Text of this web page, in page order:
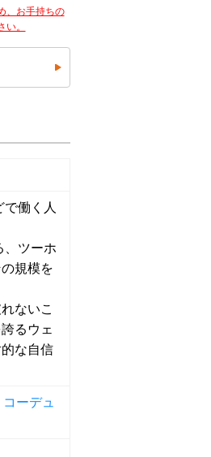
、お手持ちの
。
働く人
、ツーホ
規模を
ないこ
るウェ
な自信
ーデュ